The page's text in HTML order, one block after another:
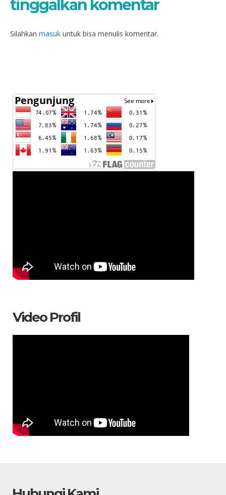
tinggalkan komentar
Silahkan masuk untuk bisa menulis komentar.
Video Profil